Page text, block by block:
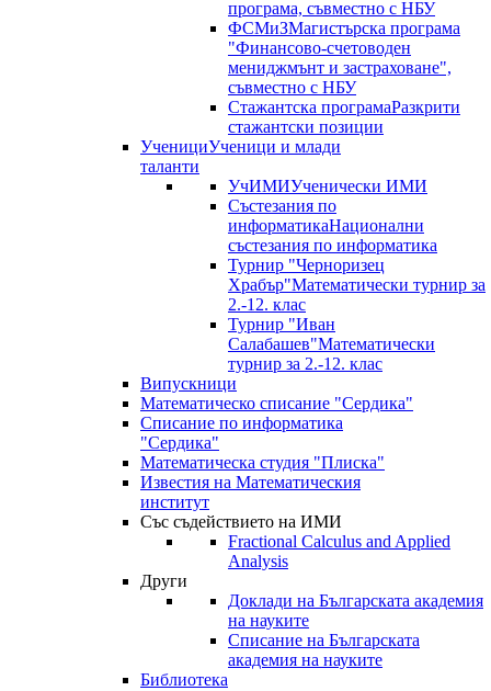
програма, съвместно с НБУ
ФСМиЗМагистърска програма
"Финансово-счетоводен
мениджмънт и застраховане",
съвместно с НБУ
Стажантска програмаРазкрити
стажантски позиции
УченициУченици и млади
таланти
УчИМИУченически ИМИ
Състезания по
информатикаНационални
състезания по информатика
Турнир "Черноризец
Храбър"Математически турнир за
2.-12. клас
Турнир "Иван
Салабашев"Математически
турнир за 2.-12. клас
Випускници
Математическо списание "Сердика"
Списание по информатика
"Сердика"
Математическа студия "Плиска"
Известия на Математическия
институт
Със съдействието на ИМИ
Fractional Calculus and Applied
Analysis
Други
Доклади на Българската академия
на науките
Списание на Българската
академия на науките
Библиотека